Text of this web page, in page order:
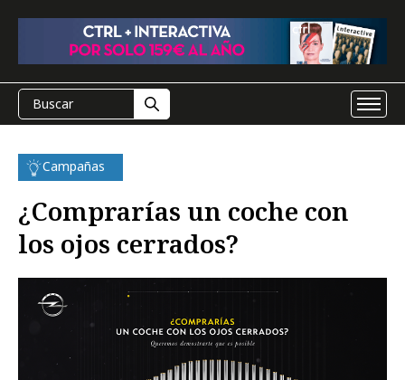
Campañas
¿Comprarías un coche con
los ojos cerrados?